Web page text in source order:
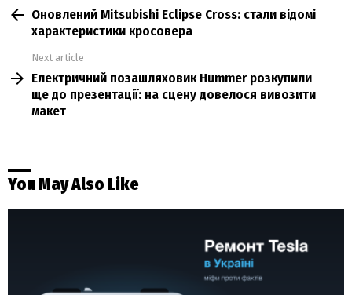
moreОновлений Mitsubishi Eclipse Cross: стали відомі
характеристики кросовера
Next article
Електричний позашляховик Hummer розкупили
ще до презентації: на сцену довелося вивозити
макет
You May Also Like